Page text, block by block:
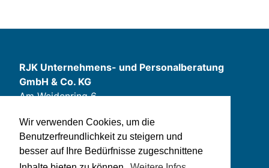
Wir verwenden Cookies, um die
Benutzerfreundlichkeit zu steigern und
besser auf Ihre Bedürfnisse zugeschnittene
RJK Unternehmens- und Personalberatung
GmbH & Co. KG
Am Weidenring 6
office@rjk-consult.de
+49 (0) 61 72 66 58-0